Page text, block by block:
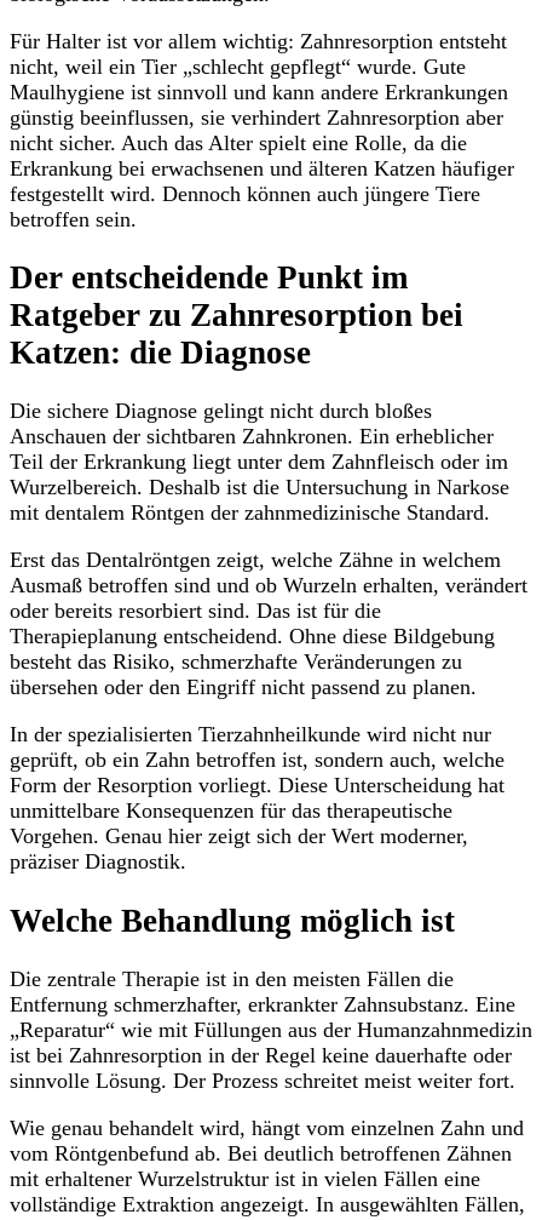
Für Halter ist vor allem wichtig: Zahnresorption entsteht
nicht, weil ein Tier „schlecht gepflegt“ wurde. Gute
Maulhygiene ist sinnvoll und kann andere Erkrankungen
günstig beeinflussen, sie verhindert Zahnresorption aber
nicht sicher. Auch das Alter spielt eine Rolle, da die
Erkrankung bei erwachsenen und älteren Katzen häufiger
festgestellt wird. Dennoch können auch jüngere Tiere
betroffen sein.
Der entscheidende Punkt im
Ratgeber zu Zahnresorption bei
Katzen: die Diagnose
Die sichere Diagnose gelingt nicht durch bloßes
Anschauen der sichtbaren Zahnkronen. Ein erheblicher
Teil der Erkrankung liegt unter dem Zahnfleisch oder im
Wurzelbereich. Deshalb ist die Untersuchung in Narkose
mit dentalem Röntgen der zahnmedizinische Standard.
Erst das Dentalröntgen zeigt, welche Zähne in welchem
Ausmaß betroffen sind und ob Wurzeln erhalten, verändert
oder bereits resorbiert sind. Das ist für die
Therapieplanung entscheidend. Ohne diese Bildgebung
besteht das Risiko, schmerzhafte Veränderungen zu
übersehen oder den Eingriff nicht passend zu planen.
In der spezialisierten Tierzahnheilkunde wird nicht nur
geprüft, ob ein Zahn betroffen ist, sondern auch, welche
Form der Resorption vorliegt. Diese Unterscheidung hat
unmittelbare Konsequenzen für das therapeutische
Vorgehen. Genau hier zeigt sich der Wert moderner,
präziser Diagnostik.
Welche Behandlung möglich ist
Die zentrale Therapie ist in den meisten Fällen die
Entfernung schmerzhafter, erkrankter Zahnsubstanz. Eine
„Reparatur“ wie mit Füllungen aus der Humanzahnmedizin
ist bei Zahnresorption in der Regel keine dauerhafte oder
sinnvolle Lösung. Der Prozess schreitet meist weiter fort.
Wie genau behandelt wird, hängt vom einzelnen Zahn und
vom Röntgenbefund ab. Bei deutlich betroffenen Zähnen
mit erhaltener Wurzelstruktur ist in vielen Fällen eine
vollständige Extraktion angezeigt. In ausgewählten Fällen,